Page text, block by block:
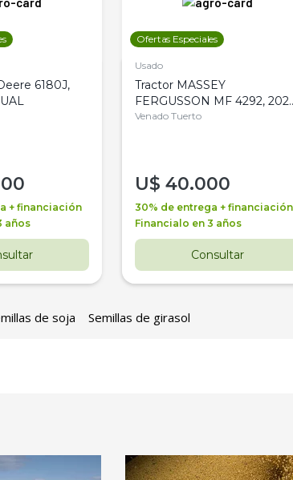
6180J,
+ financiación
años
Ofertas Especiales
Usado
Tractor MASSEY
FERGUSSON MF 4292,
4WD, PATON
Venado Tuerto
U$ 40.000
30% de entrega + financiación
Financialo en 3 años
Consultar
de soja Semillas de girasol